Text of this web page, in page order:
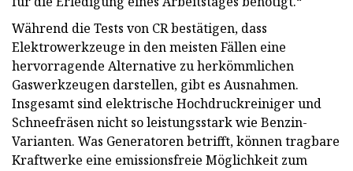
Während die Tests von CR bestätigen, dass
Elektrowerkzeuge in den meisten Fällen eine
hervorragende Alternative zu herkömmlichen
Gaswerkzeugen darstellen, gibt es Ausnahmen.
Insgesamt sind elektrische Hochdruckreiniger und
Schneefräsen nicht so leistungsstark wie Benzin-
Varianten. Was Generatoren betrifft, können tragbare
Kraftwerke eine emissionsfreie Möglichkeit zum